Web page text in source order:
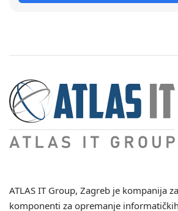
ATLAS IT Group, Zagreb je kompanija
komponenti za opremanje